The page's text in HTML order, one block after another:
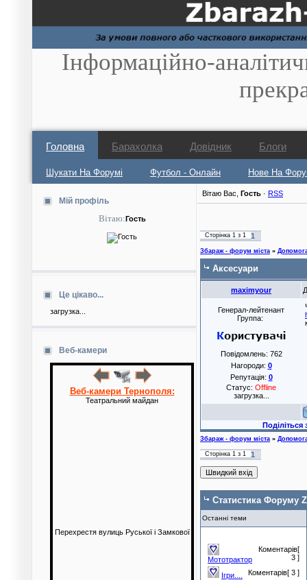
Інформаційно-
Головна
Шукати На Форумі Футбол - Онлайн Нове На
Барахолка Довідник Блоги
Мій профіль
Вітаю:Гость
Це цікаво...
загрузка...
Веб-камери
Веб-камери Тернополя:
Театральний майдан
Перехрестя вулиць Руської і Замкової
Вітаю Вас Гость · RSS
Сторінка 1 з 1 1
Збараж - форум міста »
Аксесуари
maximyour
Генерал-лейтенант
Группа:
Повідомлень: 762
Нагороди: 0
Репутація: 0
Статус: Offline
загрузка...
Поділіться з
Збараж - форум міста »
Сторінка 1 з 1 1
Статистика Форуму
Останні теми
Мототрактор
Коментарів[
3 ]
Ігри.... Коментарів[ 3 ]